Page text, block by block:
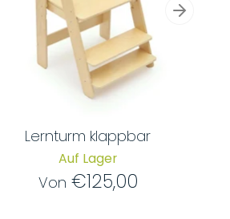
Lernturm klappbar
Auf Lager
Von €125,00